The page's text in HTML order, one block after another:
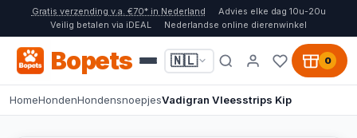
Gratis verzending v.a. €70* in Nederland
Advies elke dag 10u-20u
Veilig betalen via iDEAL
Nederlandse online dierenwinkel
Bopets 🇳🇱 0
HomeHondenHondensnoepjesVadigran Vleesstrips Kip